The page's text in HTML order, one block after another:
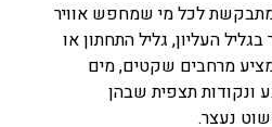
לכל מי שמחפש אוויר
העליון, גליל התחתון או
מרחבים שקטים, מים
ונקודות תצפית שבהן
נעצר.